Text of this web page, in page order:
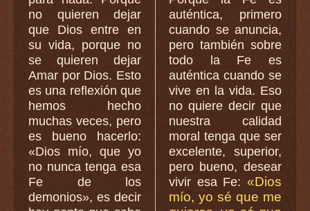
no quieren dejar
que Dios entre en
su vida, porque no
se quieren dejar
Amar por Dios. Esto
es una reflexión que
hemos hecho
muchas veces, pero
es bueno hacerlo:
«Dios mío, que yo
no nunca tenga esa
Fe de los
demonios», es decir
auténtica, primero
cuando se anuncia,
pero también sobre
todo la Fe es
auténtica cuando se
vive en la vida. Eso
no quiere decir que
nuestra calidad
moral tenga que ser
excelente, superior,
pero bueno, desear
vivir esa Fe: «Dios
mío, yo sé que me